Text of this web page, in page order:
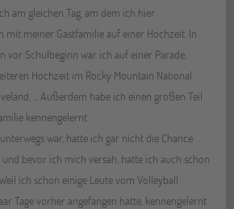
am gleichen Tag, am dem ich hier
mit meiner Gastfamilie auf einer Hochzeit. In
vor Schulbeginn war ich auf einer Parade,
Hochzeit im Rocky Mountain National
... Außerdem habe ich einen großen Teil
kennengelernt.
war, hatte ich gar nicht die Chance
bevor ich mich versah, hatte ich auch schon
ich schon einige Leute vom Volleyball
Tage vorher angefangen hatte, kennengelernt